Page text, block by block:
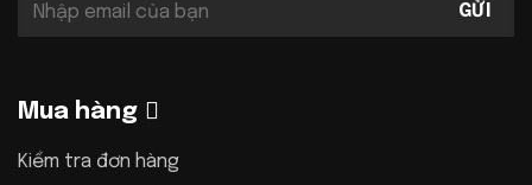
Mua hàng
Kiểm tra đơn hàng